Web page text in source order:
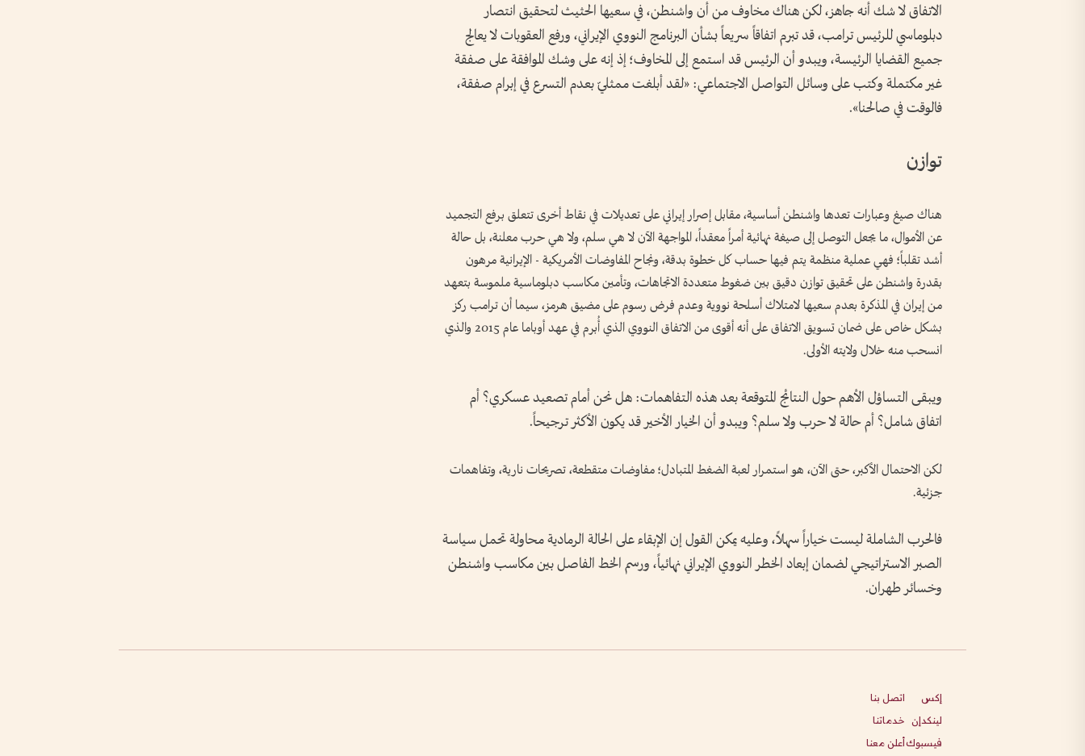
الاتفاق لا شك أنه جاهز، لكن هناك مخاوف من أن واشنطن، في سعيها الحثيث لتحقيق انتصار
دبلوماسي للرئيس ترامب، قد تبرم اتفاقاً سريعاً بشأن البرنامج النووي الإيراني، ورفع العقوبات لا يعالج
جميع القضايا الرئيسة، ويبدو أن الرئيس قد استمع إلى المخاوف؛ إذ إنه على وشك الموافقة على صفقة
غير مكتملة وكتب على وسائل التواصل الاجتماعي: «لقد أبلغت ممثليّ بعدم التسرع في إبرام صفقة،
فالوقت في صالحنا».
توازن
هناك صيغ وعبارات تعدها واشنطن أساسية، مقابل إصرار إيراني على تعديلات في نقاط أخرى تتعلق برفع التجميد
عن الأموال، ما يجعل التوصل إلى صيغة نهائية أمراً معقداً، المواجهة الآن لا هي سلم، ولا هي حرب معلنة، بل حالة
أشد تقلباً؛ فهي عملية منظمة يتم فيها حساب كل خطوة بدقة، ونجاح المفاوضات الأمريكية - الإيرانية مرهون
بقدرة واشنطن على تحقيق توازن دقيق بين ضغوط متعددة الاتجاهات، وتأمين مكاسب دبلوماسية ملموسة بتعهد
من إيران في المذكرة بعدم سعيها لامتلاك أسلحة نووية وعدم فرض رسوم على مضيق هرمز، سيما أن ترامب ركز
بشكل خاص على ضمان تسويق الاتفاق على أنه أقوى من الاتفاق النووي الذي أُبرم في عهد أوباما عام 2015 والذي
انسحب منه خلال ولايته الأولى.
ويبقى التساؤل الأهم حول النتائج المتوقعة بعد هذه التفاهمات: هل نحن أمام تصعيد عسكري؟ أم
اتفاق شامل؟ أم حالة لا حرب ولا سلم؟ ويبدو أن الخيار الأخير قد يكون الأكثر ترجيحاً.
لكن الاحتمال الأكبر، حتى الآن، هو استمرار لعبة الضغط المتبادل؛ مفاوضات متقطعة، تصريحات نارية، وتفاهمات
جزئية.
فالحرب الشاملة ليست خياراً سهلاً، وعليه يمكن القول إن الإبقاء على الحالة الرمادية محاولة تحمل سياسة
الصبر الاستراتيجي لضمان إبعاد الخطر النووي الإيراني نهائياً، ورسم الخط الفاصل بين مكاسب واشنطن
وخسائر طهران.
إكس
لينكدإن
فيسبوك
اتصل بنا
خدماتنا
أعلن معنا